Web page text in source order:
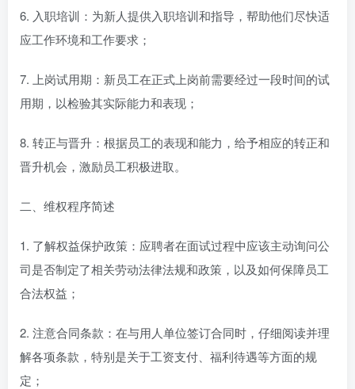
6. 入职培训：为新人提供入职培训和指导，帮助他们尽快适
应工作环境和工作要求；
7. 上岗试用期：新员工在正式上岗前需要经过一段时间的试
用期，以检验其实际能力和表现；
8. 转正与晋升：根据员工的表现和能力，给予相应的转正和
晋升机会，激励员工积极进取。
二、维权程序简述
1. 了解权益保护政策：应聘者在面试过程中应该主动询问公
司是否制定了相关劳动法律法规和政策，以及如何保障员工
合法权益；
2. 注意合同条款：在与用人单位签订合同时，仔细阅读并理
解各项条款，特别是关于工资支付、福利待遇等方面的规
定；